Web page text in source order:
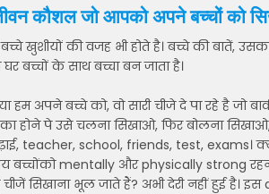
जो आपको अपने बच्चों को
खुशीयों की वजह भी होते है। बच्चे की बातें,
बच्चों के साथ बच्चा बन जाता है।
अपने बच्चे को, वो सारी चीजे दे पा रहे है जो
पे उसे चलना सिखाओ, फिर बोलना सिखाओ,
teacher, school, friends, test,
बच्चोंको mentally और physically strong
सिखाना भूल जाते हैं? अभी देरी नहीं हुई है।